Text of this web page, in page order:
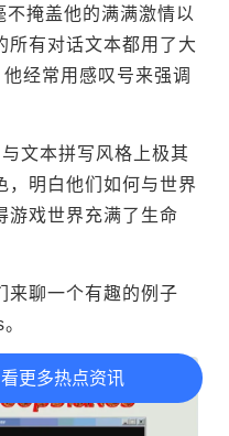
掩盖他的满满激情以
所有对话文本都用了大
经常用感叹号来强调
文本拼写风格上极其
，明白他们如何与世界
游戏世界充满了生命
来聊一个有趣的例子
更多热点资讯